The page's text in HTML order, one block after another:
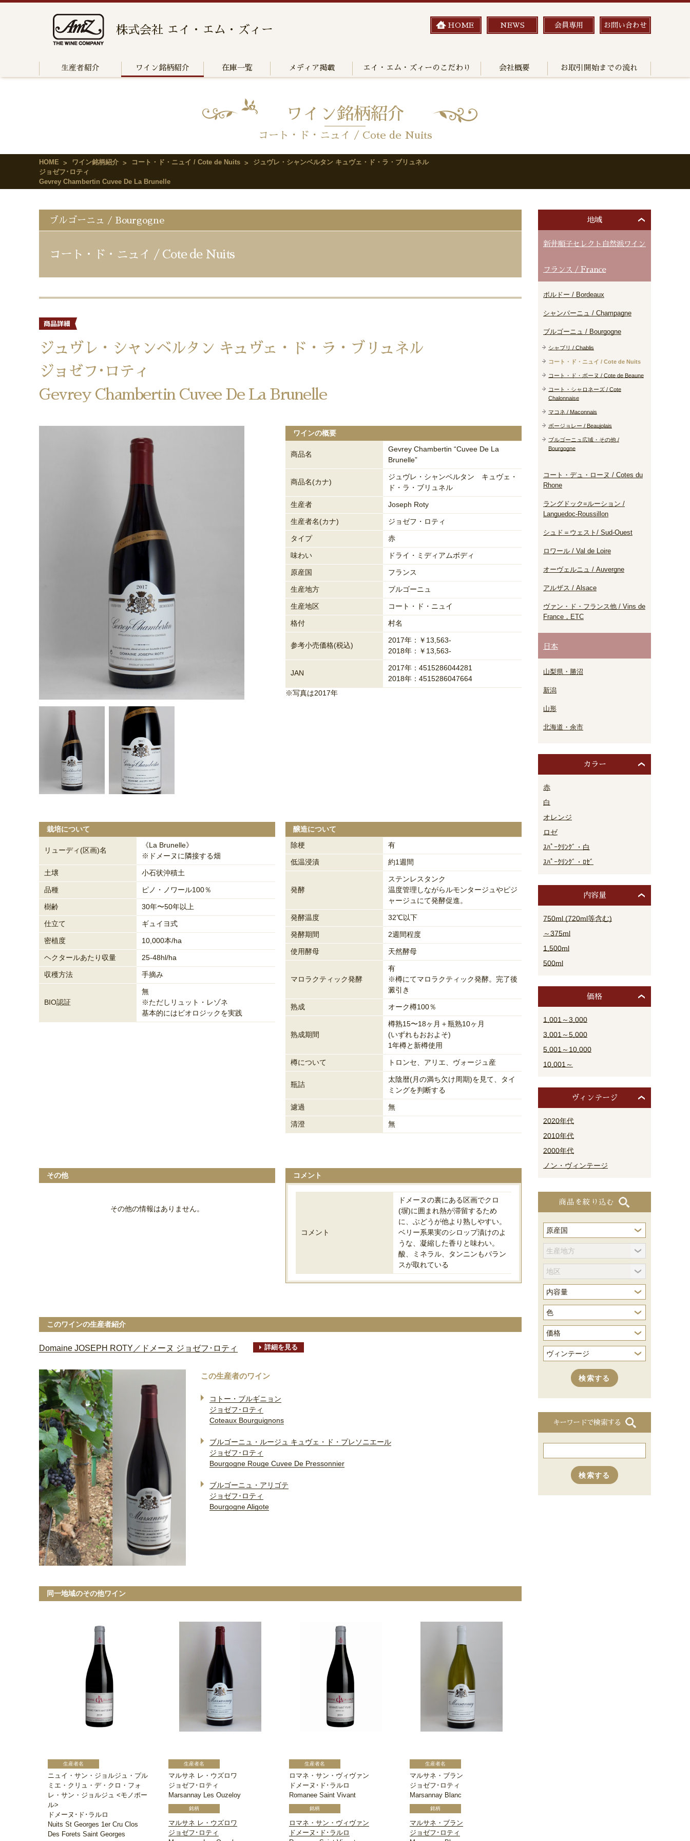
株式会社 エイ・エム・ズィー HOME NEWS 会員専用 お問い合わせ
生産者紹介 ワイン銘柄紹介 在庫一覧 メディア掲載 エイ・エム・ズィーのこだわり 会社概要 お取引開始までの流れ
ワイン銘柄紹介
コート・ド・ニュイ / Cote de Nuits
HOME ワイン銘柄紹介 コート・ド・ニュイ / Cote de Nuits
ジュヴレ・シャンベルタン キュヴェ・ド・ラ・ブリュネル
ジョゼフ･ロティ
Gevrey Chambertin Cuvee De La Brunelle
ブルゴーニュ / Bourgogne
コート・ド・ニュイ / Cote de Nuits
ジュヴレ・シャンベルタン キュヴェ・ド・ラ・ブリュネル
ジョゼフ･ロティ
Gevrey Chambertin Cuvee De La Brunelle
ワインの概要
商品名
Gevrey Chambertin “Cuvee De La
Brunelle”
商品名(カナ)
ジュヴレ・シャンベルタン キュヴェ・
ド・ラ・ブリュネル
生産者 Joseph Roty
生産者名(カナ) ジョゼフ・ロティ
タイプ 赤
味わい ドライ・ミディアムボディ
原産国 フランス
生産地方 ブルゴーニュ
生産地区 コート・ド・ニュイ
格付 村名
参考小売価格(税込)
2017年：￥13,563-
2018年：￥13,563-
JAN
2017年：4515286044281
2018年：4515286047664
※写真は2017年
栽培について
リューディ(区画)名
《La Brunelle》
※ドメーヌに隣接する畑
土壌 小石状沖積土
品種 ピノ・ノワール100％
樹齢 30年〜50年以上
仕立て ギュイヨ式
密植度 10,000本/ha
ヘクタールあたり収量 25-48hl/ha
収穫方法 手摘み
BIO認証
無
※ただしリュット・レゾネ
基本的にはビオロジックを実践
醸造について
除梗
有
低温浸漬 約1週間
発酵
ステンレスタンク
温度管理しながらルモンタージュやピジ
ャージュにて発酵促進。
発酵温度 32℃以下
発酵期間 2週間程度
使用酵母 天然酵母
マロラクティック発酵
有
※樽にてマロラクティック発酵。完了後
澱引き
熟成 オーク樽100％
熟成期間
樽熟15〜18ヶ月＋瓶熟10ヶ月
(いずれもおおよそ)
1年樽と新樽使用
樽について トロンセ、アリエ、ヴォージュ産
瓶詰
太陰暦(月の満ち欠け周期)を見て、タイ
ミングを判断する
濾過 無
清澄 無
その他
その他の情報はありません。
コメント
コメント
ドメーヌの裏にある区画でクロ
(塀)に囲まれ熱が滞留するため
に、ぶどうが他より熟しやすい。
ベリー系果実のシロップ漬けのよ
うな、凝縮した香りと味わい。
酸、ミネラル、タンニンもバラン
スが取れている
このワインの生産者紹介
Domaine JOSEPH ROTY／ドメーヌ ジョゼフ･ロティ 詳細を見る
この生産者のワイン
コトー・ブルギニョン
ジョゼフ･ロティ
Coteaux Bourguignons
ブルゴーニュ・ルージュ キュヴェ・ド・プレソニエール
ジョゼフ･ロティ
Bourgogne Rouge Cuvee De Pressonnier
ブルゴーニュ・アリゴテ
ジョゼフ･ロティ
Bourgogne Aligote
同一地域のその他ワイン
ニュイ・サン・ジョルジュ・プル
ミエ・クリュ・デ・クロ・フォ
レ・サン・ジョルジュ <モノポー
ル>
ドメーヌ･ド･ラルロ
Nuits St Georges 1er Cru Clos
Des Forets Saint Georges
マルサネ レ・ウズロワ
ジョゼフ･ロティ
Marsannay Les Ouzeloy
マルサネ レ・ウズロワ
ジョゼフ･ロティ
ロマネ・サン・ヴィヴァン
ドメーヌ･ド･ラルロ
Romanee Saint Vivant
ロマネ・サン・ヴィヴァン
ドメーヌ･ド･ラルロ
マルサネ・ブラン
ジョゼフ･ロティ
Marsannay Blanc
マルサネ・ブラン
ジョゼフ･ロティ
地域
新井順子セレクト自然派ワイン
フランス / France
ボルドー / Bordeaux
シャンパーニュ / Champagne
ブルゴーニュ / Bourgogne
シャブリ / Chablis
コート・ド・ニュイ / Cote de Nuits
コート・ド・ボーヌ / Cote de Beaune
コート・シャロネーズ / Cote
Chalonnaise
マコネ / Maconnais
ボージョレー / Beaujolais
ブルゴーニュ広域・その他 /
Bourgogne
コート・デュ・ローヌ / Cotes du
Rhone
ラングドック=ルーション /
Languedoc-Roussillon
シュド＝ウェスト/ Sud-Ouest
ロワール / Val de Loire
オーヴェルニュ / Auvergne
アルザス / Alsace
ヴァン・ド・フランス他 / Vins de
France，ETC
日本
山梨県・勝沼
新潟
山形
北海道・余市
カラー
赤
白
オレンジ
ロゼ
ｽﾊﾟｰｸﾘﾝｸﾞ・白
ｽﾊﾟｰｸﾘﾝｸﾞ・ﾛｾﾞ
内容量
750ml (720ml等含む)
～375ml
1,500ml
500ml
価格
1,001～3,000
3,001～5,000
5,001～10,000
10,001～
ヴィンテージ
2020年代
2010年代
2000年代
ノン・ヴィンテージ
商品を絞り込む
キーワードで検索する